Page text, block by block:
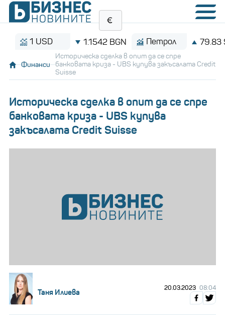
1 USD 1.1542 BGN Петрол 79.83 $/
Финанси
Историческа сделкa в опит да се спре
банковата криза - UBS купува закъсалата Credit
Suisse
Историческа сделкa в опит да се спре
банковата криза - UBS купува
закъсалата Credit Suisse
Таня Илиева 20.03.2023 08:04